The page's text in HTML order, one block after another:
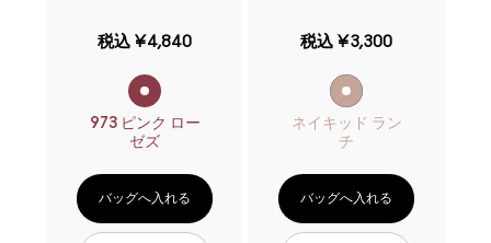
税込 ¥4,840
973 ピンク ロー
ゼズ
バッグへ入れる
税込 ¥3,300
ネイキッド ラン
チ
バッグへ入れる